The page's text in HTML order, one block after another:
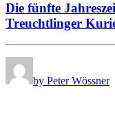
Die fünfte
Treuchtlinger
by Peter Wössner